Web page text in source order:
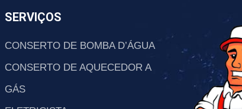
SERVIÇOS
CONSERTO DE BOMBA D’ÁGUA
CONSERTO DE AQUECEDOR A
GÁS